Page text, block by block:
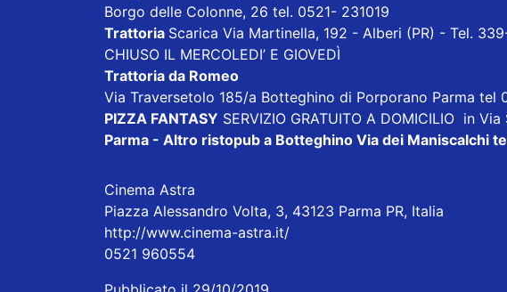
Borgo delle Colonne, 26 tel. 0521- 231019
Trattoria Scarica Via Martinella, 192 - Alberi (PR) - Tel.
CHIUSO IL MERCOLEDI’ E GIOVEDÌ
Trattoria da Romeo
Via Traversetolo 185/a Botteghino di Porporano Parma tel
PIZZA FANTASY SERVIZIO GRATUITO A DOMICILIO in
Parma - Altro ristopub a Botteghino Via dei Maniscalchi
Cinema Astra
Piazza Alessandro Volta, 3, 43123 Parma PR, Italia
http://www.cinema-astra.it/
0521 960554